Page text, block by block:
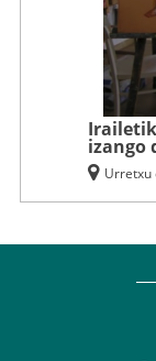
izango
Urretxu